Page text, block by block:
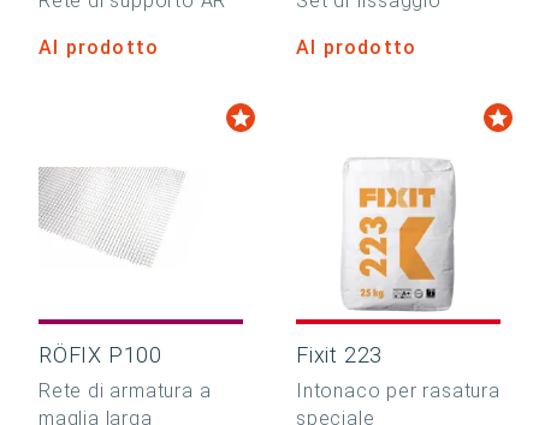
Al prodotto Al prodotto
RÖFIX P100
Rete di armatura a
maglia larga
Fixit 223
Intonaco per rasatura
speciale